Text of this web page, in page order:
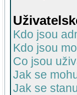
Kdo jsou
Kdo jsou
Co jsou
Jak se
Jak se